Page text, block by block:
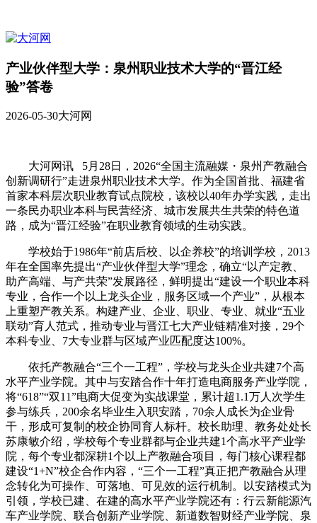
产业伙伴型大学：泉州职业技术大学的“晋江经
验”答卷
2026-05-30大河网
大河网讯 5月28日，2026“全国主流融媒・泉州产教融合
创新调研行”走进泉州职业技术大学。作为全国首批、福建省
首家本科层次职业教育试点院校，该校以40年办学实践，走出
一条民办职业本科与民营经济、城市发展共生共荣的特色道
路，成为“晋江经验”在职业教育领域的生动实践。
学校始于1986年“前店后校、以企养校”的培训学校，2013
年在全国率先提出“产业伙伴型大学”理念，确立“以产定教、
助产高端、与产共荣”发展路径，鲜明提出“建设一个职业本科
专业，合作一个以上龙头企业，服务区域一个产业”，从根本
上重塑产教关系。构建产业、企业、职业、专业、就业“五业
联动”育人范式，推动专业与晋江七大产业链精准对接，29个
本科专业、7大专业群与区域产业匹配度达100%。
依托产教融合“三个一工程”，学校与龙头企业共建7个高
水平产业学院。其中与安踏合作十年打造电商服务产业学院，
将“618”“双11”电商大促变为实战课堂，累计超1.1万人次学生
参与练兵，200余名毕业生入职安踏，70余人成长为企业骨
干，形成可复制的校企协同育人标杆。校长助理、教务处处长
苏康敏介绍，学校每个专业群都与企业共建1个高水平产业学
院，每个专业都深耕1个以上产教融合项目，每门核心课程都
建设“1+N”校企合作内容，“三个一工程”真正把产教融合从理
念转化为可操作、可落地、可见效的运行机制。以安踏模式为
引领，学校已建、在建的高水平产业学院还有：行云新能源汽
车产业学院、联合创新产业学院、新道数智财经产业学院、泉